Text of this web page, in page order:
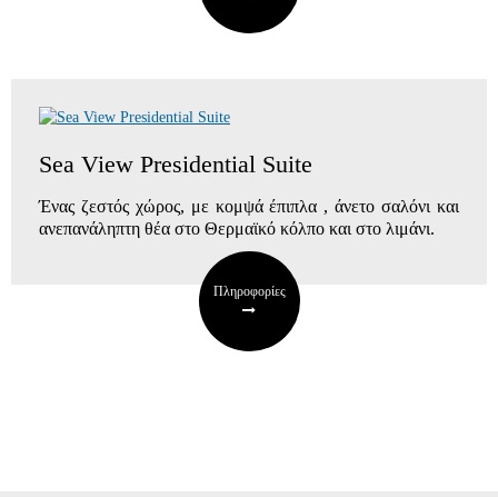
Sea View Presidential Suite
Ένας ζεστός χώρος, με κομψά έπιπλα , άνετο σαλόνι και
ανεπανάληπτη θέα στο Θερμαϊκό κόλπο και στο λιμάνι.
Πληροφορίες